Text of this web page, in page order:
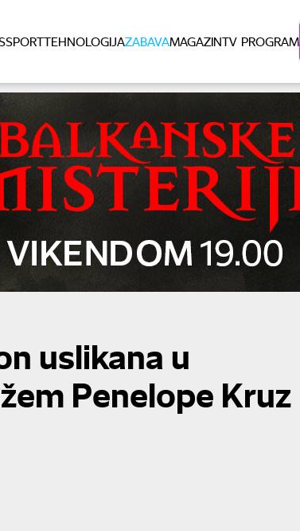
SPORTTEHNOLOGIJAZABAVAMAGAZINTV PROGRAM
uslikana u
Penelope Kruz